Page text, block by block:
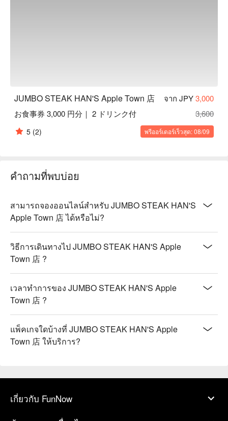
JUMBO STEAK HAN'S Apple Town 店 จาก JPY3,000
お食事券 3,000 円分｜ 2 ドリンク付
3,600
5 (2) พรีออร์เดอร์เร็วสุด: 08/09
คำถามที่พบบ่อย
สามารถจองออนไลน์สำหรับ JUMBO STEAK HAN'S
Apple Town 店 ได้หรือไม่?
วิธีการเดินทางไป JUMBO STEAK HAN'S Apple
Town 店 ?
เวลาทำการของ JUMBO STEAK HAN'S Apple
Town 店 ?
แพ็คเกจใดบ้างที่ JUMBO STEAK HAN'S Apple
Town 店 ให้บริการ?
เกี่ยวกับ FunNow